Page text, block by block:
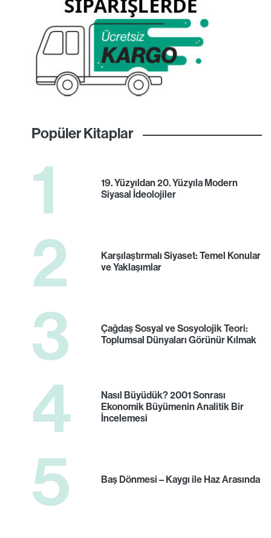
Popüler Kitaplar
1
19. Yüzyıldan 20. Yüzyıla Modern
Siyasal İdeolojiler
2
Karşılaştırmalı Siyaset: Temel Konular
ve Yaklaşımlar
3
Çağdaş Sosyal ve Sosyolojik Teori:
Toplumsal Dünyaları Görünür Kılmak
4
Nasıl Büyüdük? 2001 Sonrası
Ekonomik Büyümenin Analitik Bir
İncelemesi
5 Baş Dönmesi – Kaygı ile Haz Arasında